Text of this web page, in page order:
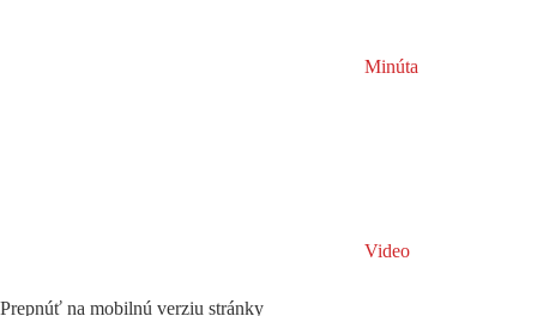
Minúta
Video
Prepnúť na mobilnú verziu stránky